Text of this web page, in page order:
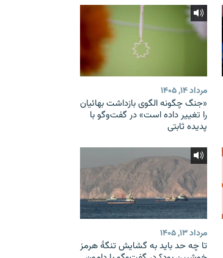
مرداد ۱۴, ۱۴۰۵
«جنگ چگونه الگوی بازداشت بهائیان
را تغییر داده است» در گفت‌وگو با
پدیده ثابتی
مرداد ۱۳, ۱۴۰۵
تا چه حد باید به گشایش تنگهٔ هرمز